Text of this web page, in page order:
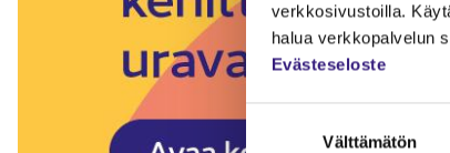
verkkosivustoilla.
halua verkkopalvelun
Evästeseloste
Suostumuksen
Välttämätön